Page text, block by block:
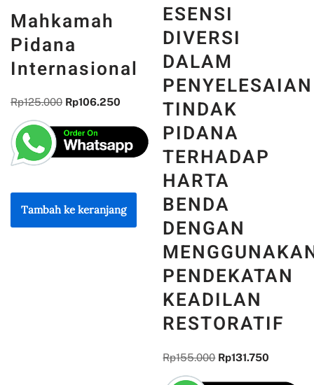
Mahkamah
Pidana
Internasional
Rp125.000 Rp106.250
Tambah ke keranjang
ESENSI
DIVERSI
DALAM
PENYELESAIAN
TINDAK
PIDANA
TERHADAP
HARTA
BENDA
DENGAN
PENDEKATAN
KEADILAN
RESTORATIF
Rp155.000 Rp131.750